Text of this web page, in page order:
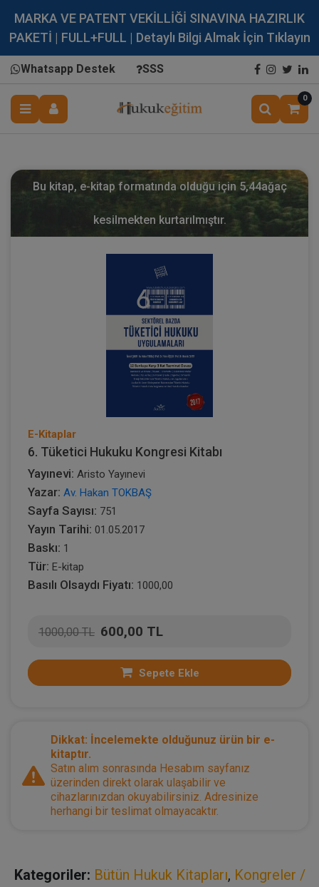
MARKA VE PATENT VEKİLLİĞİ SINAVINA HAZIRLIK
PAKETİ | FULL+FULL | Detaylı Bilgi Almak İçin Tıklayın
Whatsapp Destek SSS
0
Bu kitap, e-kitap formatında olduğu için 5,44ağaç
kesilmekten kurtarılmıştır.
E-Kitaplar
6. Tüketici Hukuku Kongresi Kitabı
Yayınevi: Aristo Yayınevi
Yazar: Av. Hakan TOKBAŞ
Sayfa Sayısı: 751
Yayın Tarihi: 01.05.2017
Baskı: 1
Tür: E-kitap
Basılı Olsaydı Fiyatı: 1000,00
1000,00 TL 600,00 TL
Sepete Ekle
Dikkat: İncelemekte olduğunuz ürün bir e-
kitaptır.
Satın alım sonrasında Hesabım sayfanız
üzerinden direkt olarak ulaşabilir ve
cihazlarınızdan okuyabilirsiniz. Adresinize
herhangi bir teslimat olmayacaktır.
Kategoriler: Bütün Hukuk Kitapları, Kongreler /